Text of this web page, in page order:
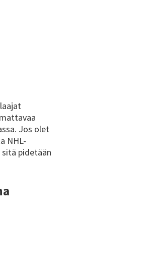
Jos olet
NHL-
sitä pidetään